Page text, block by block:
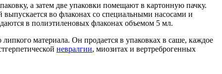
а затем две упаковки помещают в картонную пачку.
выпускается во флаконах со специальными насосами и
в полиэтиленовых флаконах объемом 5 мл.
материала. Он продается в упаковках в саше, каждое
невралгии, миозитах и вертреброгенных